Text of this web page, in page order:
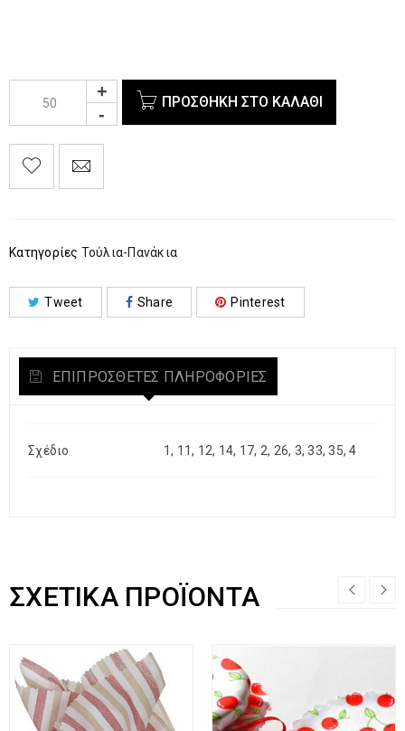
ΠΡΟΣΘΉΚΗ ΣΤΟ ΚΑΛΆΘΙ
Κατηγορίες Τούλια-Πανάκια
Tweet Share Pinterest
ΕΠΙΠΡΌΣΘΕΤΕΣ ΠΛΗΡΟΦΟΡΊΕΣ
Σχέδιο 1, 11, 12, 14, 17, 2, 26, 3, 33, 35, 4
ΣΧΕΤΙΚΆ ΠΡΟΪΌΝΤΑ